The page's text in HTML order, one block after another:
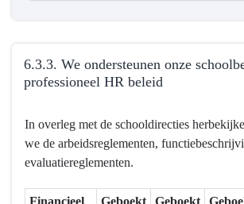
veilige
communicatie
werkomstandigheden
6.3.3. We ondersteunen onze
professioneel HR beleid
naar
navigatie
6.3.
In overleg met de schooldirecties
we de arbeidsreglementen,
evaluatiereglementen.
Financieel
Geboekt
Geboekt